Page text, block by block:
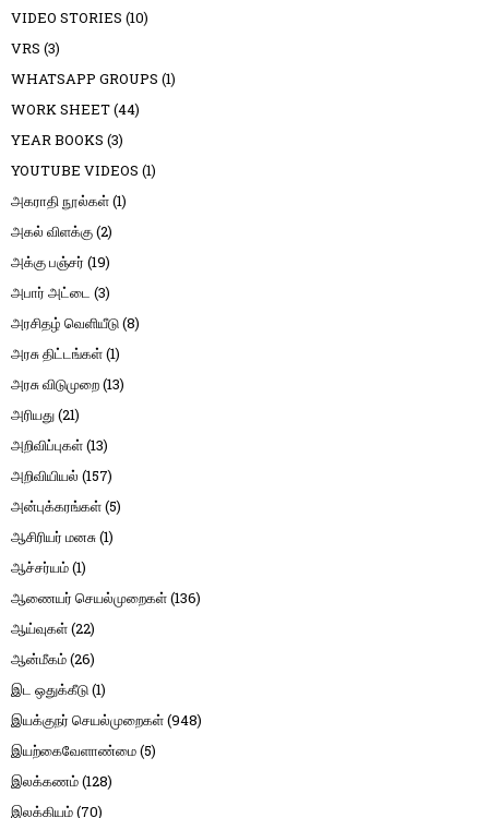
VIDEO STORIES (10)
VRS (3)
WHATSAPP GROUPS (1)
WORK SHEET(44)
YEAR BOOKS (3)
YOUTUBE VIDEOS (1)
அகராதி நூல்கள்(1)
அகல் விளக்கு(2)
அக்கு பஞ்சர் (19)
அபார் அட்டை (3)
அரசிதழ் வெளியீடு(8)
அரசு திட்டங்கள்(1)
அரசு விடுமுறை(13)
அரியது(21)
அறிவிப்புகள்(13)
அறிவியியல் (157)
அன்புக்கரங்கள்(5)
ஆசிரியர் மனசு(1)
ஆச்சர்யம்(1)
ஆணையர் செயல்முறைகள்(136)
ஆய்வுகள்(22)
ஆன்மீகம்(26)
இட ஒதுக்கீடு(1)
இயக்குநர் செயல்முறைகள்(948)
இயற்கைவேளாண்மை(5)
இலக்கணம்(128)
இலக்கியம்(70)